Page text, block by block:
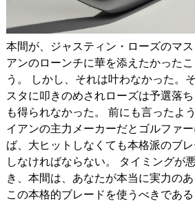
本間が、ジャスティン・ローズのマ
アンのローンチに華を添えたかった
う。 しかし、それは叶わなかった。
スタに叩きのめされローズは予選落
も得られなかった。 前にも言ったよ
イアンの主力メーカーだとゴルファ
ば、大ヒットしなくても本格派のブ
しなければならない。 タイミングが
き、本間は、あなたが本当に実力のあ
この本格的ブレードを使うべきである